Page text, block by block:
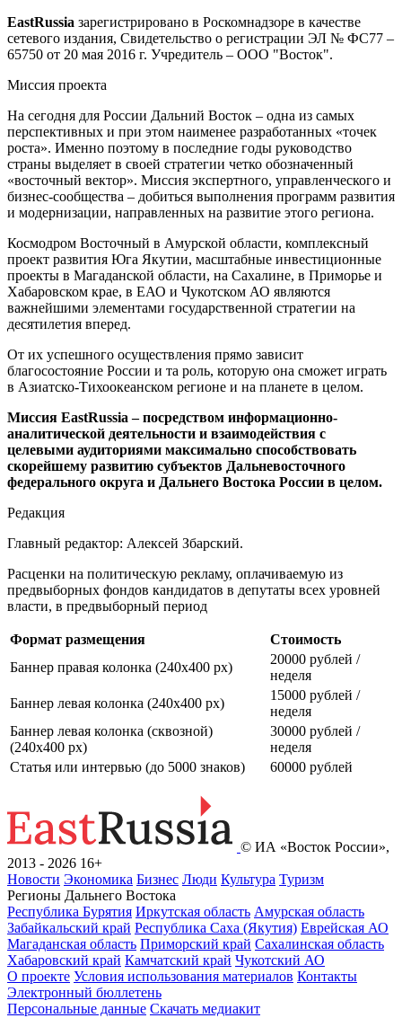
EastRussia зарегистрировано в Роскомнадзоре в качестве
сетевого издания, Свидетельство о регистрации ЭЛ № ФС77 –
65750 от 20 мая 2016 г. Учредитель – ООО "Восток".
Миссия проекта
На сегодня для России Дальний Восток – одна из самых
перспективных и при этом наименее разработанных «точек
роста». Именно поэтому в последние годы руководство
страны выделяет в своей стратегии четко обозначенный
«восточный вектор». Миссия экспертного, управленческого и
бизнес-сообщества – добиться выполнения программ развития
и модернизации, направленных на развитие этого региона.
Космодром Восточный в Амурской области, комплексный
проект развития Юга Якутии, масштабные инвестиционные
проекты в Магаданской области, на Сахалине, в Приморье и
Хабаровском крае, в ЕАО и Чукотском АО являются
важнейшими элементами государственной стратегии на
десятилетия вперед.
От их успешного осуществления прямо зависит
благосостояние России и та роль, которую она сможет играть
в Азиатско-Тихоокеанском регионе и на планете в целом.
Миссия EastRussia – посредством информационно-
аналитической деятельности и взаимодействия с
целевыми аудиториями максимально способствовать
скорейшему развитию субъектов Дальневосточного
федерального округа и Дальнего Востока России в целом.
Редакция
Главный редактор: Алексей Збарский.
Расценки на политическую рекламу, оплачиваемую из
предвыборных фондов кандидатов в депутаты всех уровней
власти, в предвыборный период
Формат размещения
Стоимость
Баннер правая колонка (240x400 px)
20000 рублей /
неделя
Баннер левая колонка (240x400 px)
15000 рублей /
неделя
Баннер левая колонка (сквозной)
(240x400 px)
30000 рублей /
неделя
Статья или интервью (до 5000 знаков)
60000 рублей
© ИА «Восток России»,
2013 - 2026 16+
Новости Экономика Бизнес Люди Культура Туризм
Регионы Дальнего Востока
Республика Бурятия Иркутская область Амурская область
Забайкальский край Республика Саха (Якутия) Еврейская АО
Магаданская область Приморский край Сахалинская область
Хабаровский край Камчатский край Чукотский АО
О проекте Условия использования материалов Контакты
Электронный бюллетень
Персональные данные Скачать медиакит